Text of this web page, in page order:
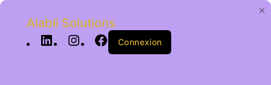
Alabli Solutions
Connexion